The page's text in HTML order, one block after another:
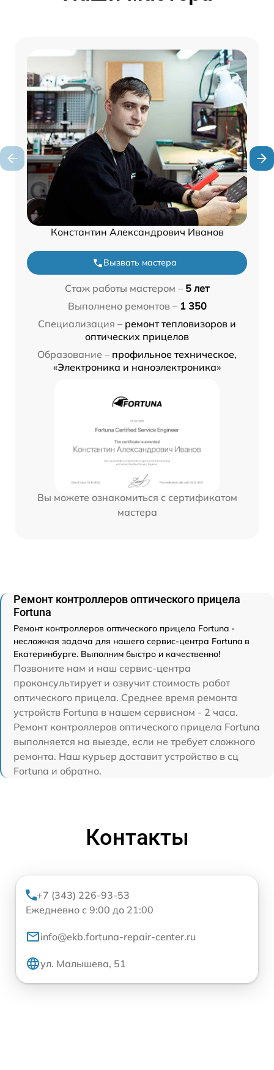
Константин Александрович Иванов
Вызвать мастера
Стаж работы мастером – 5 лет
Выполнено ремонтов – 1 350
Специализация – ремонт тепловизоров и
оптических прицелов
Образование – профильное техническое,
«Электроника и наноэлектроника»
Вы можете ознакомиться с сертификатом
мастера
Ремонт контроллеров оптического прицела
Fortuna
Ремонт контроллеров оптического прицела Fortuna -
несложная задача для нашего сервис-центра Fortuna в
Екатеринбурге. Выполним быстро и качественно!
Позвоните нам и наш сервис-центра
проконсультирует и озвучит стоимость работ
оптического прицела. Среднее время ремонта
устройств Fortuna в нашем сервисном - 2 часа.
Ремонт контроллеров оптического прицела Fortuna
выполняется на выезде, если не требует сложного
ремонта. Наш курьер доставит устройство в сц
Fortuna и обратно.
Контакты
+7 (343) 226-93-53
Ежедневно с 9:00 до 21:00
info@ekb.fortuna-repair-center.ru
ул. Малышева, 51